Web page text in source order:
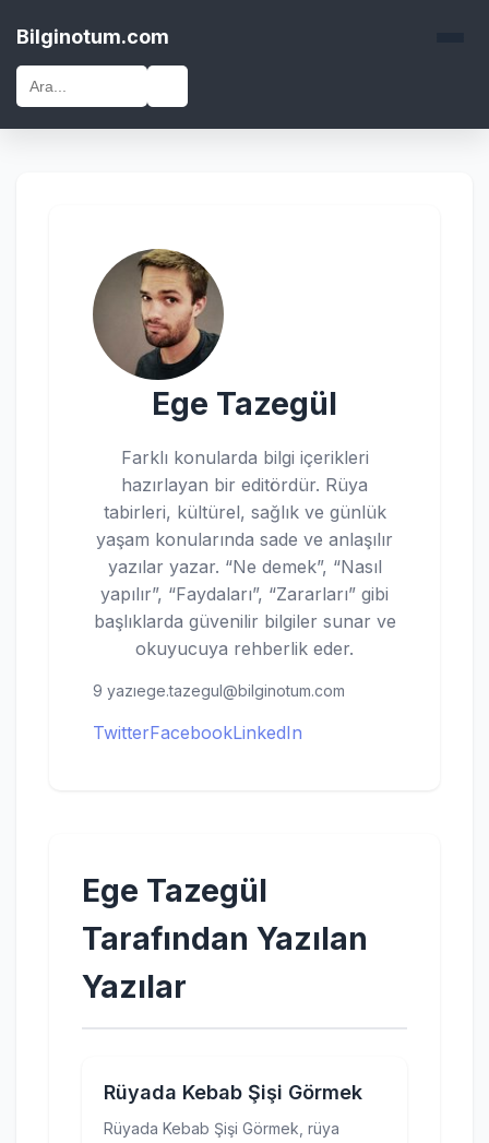
Bilginotum.com
Ege Tazegül
Farklı konularda bilgi içerikleri
hazırlayan bir editördür. Rüya
tabirleri, kültürel, sağlık ve günlük
yaşam konularında sade ve anlaşılır
yazılar yazar. “Ne demek”, “Nasıl
yapılır”, “Faydaları”, “Zararları” gibi
başlıklarda güvenilir bilgiler sunar ve
okuyucuya rehberlik eder.
9 yazıege.tazegul@bilginotum.com
TwitterFacebookLinkedIn
Ege Tazegül
Tarafından Yazılan
Yazılar
Rüyada Kebab Şişi Görmek
Rüyada Kebab Şişi Görmek, rüya